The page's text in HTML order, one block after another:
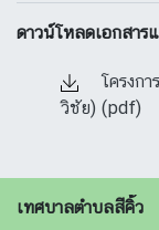
ดาวน์โหลดเอกสาร
โครงก
วิชัย) (pdf)
เทศบาลตำบลสีคิ้ว